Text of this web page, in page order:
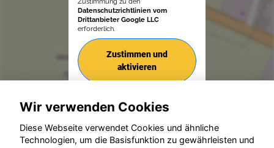
Datenschutzrichtlinien vom
Drittanbieter Google LLC
erforderlich.
Zustimmen und
aktivieren
Wir verwenden Cookies
Diese Webseite verwendet Cookies und ähnliche
Technologien, um die Basisfunktion zu gewährleisten und